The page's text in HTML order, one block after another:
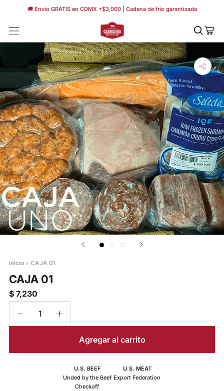
contenido
🚚 Envío GRATIS en CDMX +$3,000 | Cadena de frío garantizada
Inicio › CAJA 01
CAJA 01
$ 7,230
Agregar al carrito
U.S. BEEF
Unded by the Beef
Checkoff
U.S. MEAT
Export Federation